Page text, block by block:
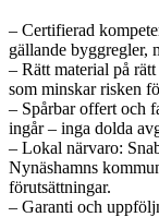
– Certifierad
gällande byggregler,
– Rätt material på
som minskar risken
– Spårbar offert och
ingår – inga dolda
– Lokal närvaro:
Nynäshamns
förutsättningar.
– Garanti och